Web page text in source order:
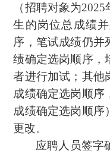
（招聘对象为
生的岗位总成绩
序，笔试成绩仍并
绩确定选岗顺序，
者进行加试；其他
成绩确定选岗顺序
成绩确定选岗顺序
更改。
应聘人员签字